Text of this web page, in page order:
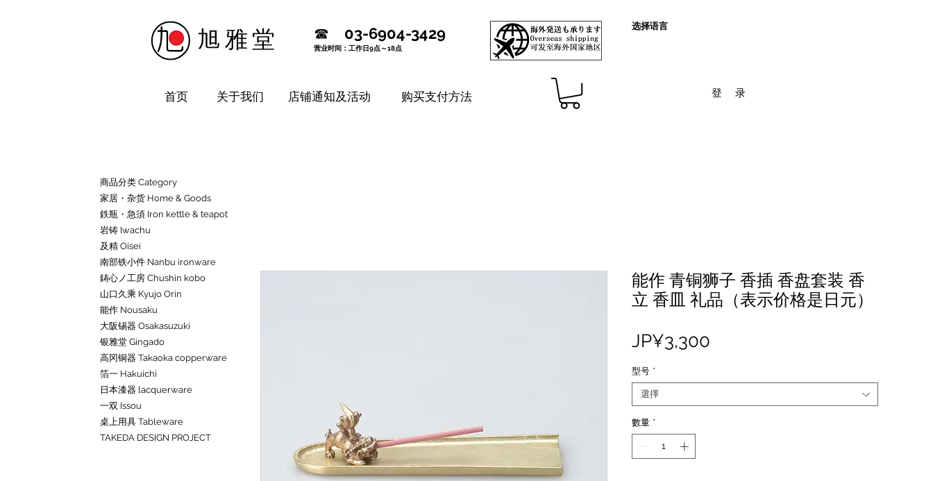
​旭雅堂 ☎ 03-6904-3429
营业时间：工作日9点～18点
首页 关于我们 店铺通知及活动 购买支付方法
选择语言
登 录
能作 青铜狮子 香插 香盘套装 香
立 香皿 礼品（表示价格是日元）
JP¥3,300
型号 *
選擇
數量 *
商品分类 Category
家居・杂货 Home & Goods
鉄瓶・急須 Iron kettle & teapot
岩铸 Iwachu
及精 Oisei
南部铁小件 Nanbu ironware
鋳心ノ工房 Chushin kobo
山口久乘 Kyujo Orin
能作 Nousaku
大阪锡器 Osakasuzuki
银雅堂 Gingado
高冈铜器 Takaoka copperware
箔一 Hakuichi
日本漆器 lacquerware
一双 Issou
桌上用具 Tableware
TAKEDA DESIGN PROJECT